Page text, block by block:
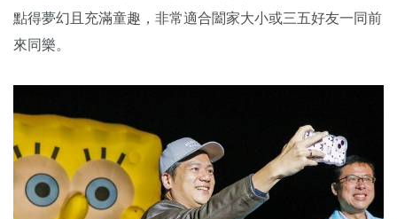
點得夢幻且充滿童趣，非常適合闔家大小或三五好友一同前
來同樂。